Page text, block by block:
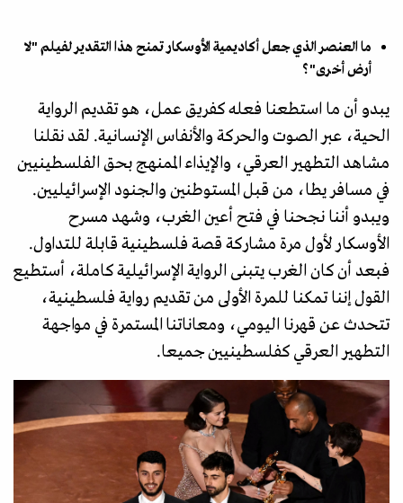
ما العنصر الذي جعل أكاديمية الأوسكار تمنح هذا التقدير لفيلم "لا
أرض أخرى"؟
يبدو أن ما استطعنا فعله كفريق عمل، هو تقديم الرواية
الحية، عبر الصوت والحركة والأنفاس الإنسانية. لقد نقلنا
مشاهد التطهير العرقي، والإيذاء الممنهج بحق الفلسطينيين
في مسافر يطا، من قبل المستوطنين والجنود الإسرائيليين.
ويبدو أننا نجحنا في فتح أعين الغرب، وشهد مسرح
الأوسكار لأول مرة مشاركة قصة فلسطينية قابلة للتداول.
فبعد أن كان الغرب يتبنى الرواية الإسرائيلية كاملة، أستطيع
القول إننا تمكنا للمرة الأولى من تقديم رواية فلسطينية،
تتحدث عن قهرنا اليومي، ومعاناتنا المستمرة في مواجهة
التطهير العرقي كفلسطينيين جميعا.